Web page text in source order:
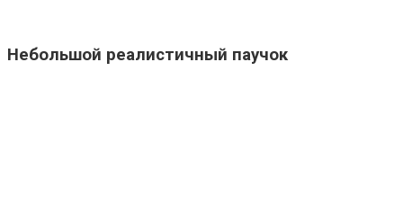
Небольшой реалистичный паучок